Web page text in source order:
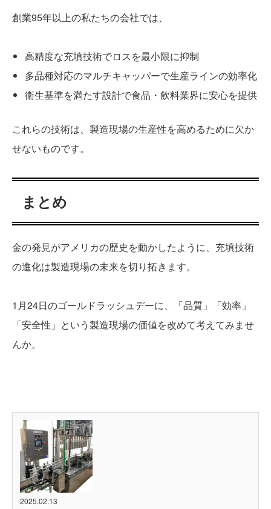
創業95年以上の私たちの会社では、
高精度な充填技術でロスを最小限に抑制
多品種対応のマルチキャッパーで生産ラインの効率化
衛生基準を満たす設計で食品・飲料業界に安心を提供
これらの技術は、製造現場の生産性を高めるために欠か
せないものです。
まとめ
金の発見がアメリカの歴史を動かしたように、充填技術
の進化は製造現場の未来を切り拓きます。
1月24日のゴールドラッシュデーに、「品質」「効率」
「安全性」という製造現場の価値を改めて考えてみませ
んか。
2025.02.13